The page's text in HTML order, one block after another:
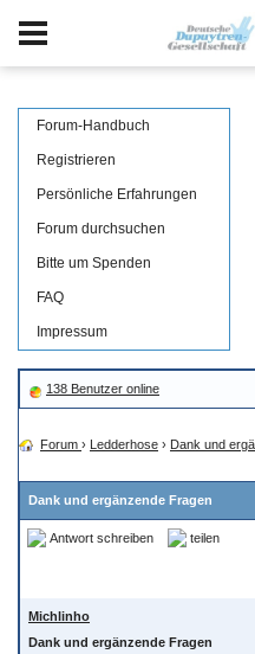
Forum-Handbuch
Registrieren
Persönliche Erfahrungen
Forum durchsuchen
Bitte um Spenden
FAQ
Impressum
138 Benutzer online
Forum › Ledderhose › Dank und
Dank und ergänzende Fragen
Antwort schreiben teilen
Michlinho
Dank und ergänzende Fragen